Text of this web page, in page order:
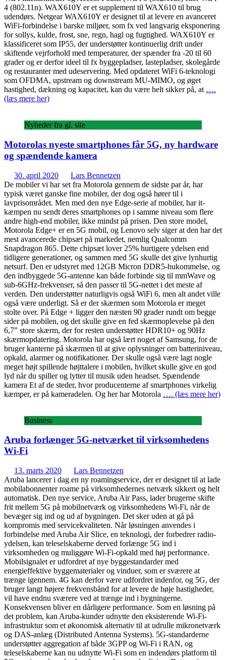
4 (802.11n). WAX610Y er et supplement til WAX610 til brug
udendørs. Netgear WAX610Y er designet til at levere en avanceret
WiFi-forbindelse i barske miljøer, som fx ved langvarig eksponering
for sollys, kulde, frost, sne, regn, hagl og fugtighed. WAX610Y er
klassificeret som IP55, der understøtter kontinuerlig drift under
skiftende vejrforhold med temperaturer, der spænder fra -20 til 60
grader og er derfor ideel til fx byggepladser, lastepladser, skolegårde
og restauranter med udeservering. Med opdateret WiFi 6-teknologi
som OFDMA, upstream og downstream MU-MIMO, og øget
hastighed, dækning og kapacitet, kan du være helt sikker på, at ….
(læs mere her)
Nyheder fra gl. site
Motorolas nyeste smartphones får 5G, ny hardware
og spændende kamera
30. april 2020
Lars Bennetzen
De mobiler vi har set fra Motorola gennem de sidste par år, har
typisk været ganske fine mobiler, der dog også hører til i
lavprisområdet. Men med den nye Edge-serie af mobiler, har it-
kæmpen nu sendt deres smartphones op i samme niveau som flere
andre high-end mobiler, ikke mindst på prisen. Den store model,
Motorola Edge+ er en 5G mobil, og Lenovo selv siger at den har det
mest avancerede chipsæt på markedet, nemlig Qualcomm
Snapdragon 865. Dette chipsæt lover 25% hurtigere ydelsen end
tidligere generationer, og sammen med 5G skulle det give lynhurtig
netsurf. Den er udstyret med 12GB Micron DDR5-hukommelse, og
den indbyggede 5G-antenne kan både forbinde sig til mmWave og
sub-6GHz-frekvenser, så den passer til 5G-nettet i det meste af
verden. Den understøtter naturligvis også WiFi 6, men alt andet ville
også være underligt. Så er der skærmen som Motorola er meget
stolte over. På Edge + ligger den næsten 90 grader rundt om begge
sider på mobilen, og det skulle give en fed skærmoplevelse på den
6,7” store skærm, der for resten understøtter HDR10+ og 90Hz
skærmopdatering. Motorola har også lært noget af Samsung, for de
bruger kanterne på skærmen til at give oplysninger om batteriniveau,
opkald, alarmer og notifikationer. Der skulle også være lagt nogle
meget højt spillende højttalere i mobilen, hvilket skulle give en god
lyd når du spiller og lytter til musik uden headset. Spændende
kamera Et af de steder, hvor producenterne af smartphones virkelig
kæmper, er på kameradelen. Og her har Motorola …. (læs mere her)
Business
Aruba forlænger 5G-netværket til virksomhedens
Wi-Fi
13. marts 2020
Lars Bennetzen
Aruba lancerer i dag en ny roamingservice, der er designet til at lade
mobilabonnenter roame på virksomhedernes netværk sikkert og helt
automatisk. Den nye service, Aruba Air Pass, lader brugerne skifte
frit mellem 5G på mobilnetværk og virksomhedens Wi-Fi, når de
bevæger sig ind og ud af bygningen. Det sker uden at gå på
kompromis med servicekvaliteten. Når løsningen anvendes i
forbindelse med Aruba Air Slice, en teknologi, der forbedrer radio-
ydelsen, kan teleselskaberne derved forlænge 5G ind i
virksomheden og muliggøre Wi-Fi-opkald med høj performance.
Mobilsignalet er udfordret af nye byggestandarder med
energieffektive byggematerialer og vinduer, som er sværere at
trænge igennem. 4G kan derfor være udfordret indenfor, og 5G, der
bruger langt højere frekvensbånd for at levere de høje hastigheder,
vil have endnu sværere ved at trænge ind i bygningerne.
Konsekvensen bliver en dårligere performance. Som en løsning på
det problem, kan Aruba-kunder udnytte den eksisterende Wi-Fi-
infrastruktur som et økonomisk alternativ til at udrulle mikronetværk
og DAS-anlæg (Distributed Antenna Systems). 5G-standarderne
understøtter aggregation af både 3GPP og Wi-Fi i RAN, og
teleselskaberne kan nu udnytte Wi-Fi som en indendørs platform til